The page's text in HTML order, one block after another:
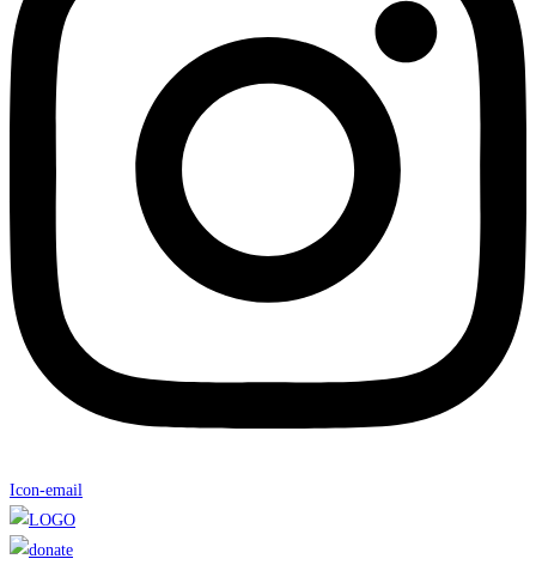
Icon-email